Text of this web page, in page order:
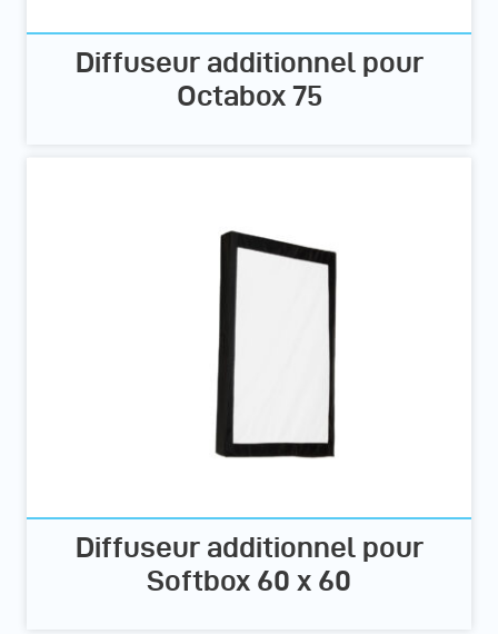
Diffuseur additionnel pour
Octabox 75
Diffuseur additionnel pour
Softbox 60 x 60